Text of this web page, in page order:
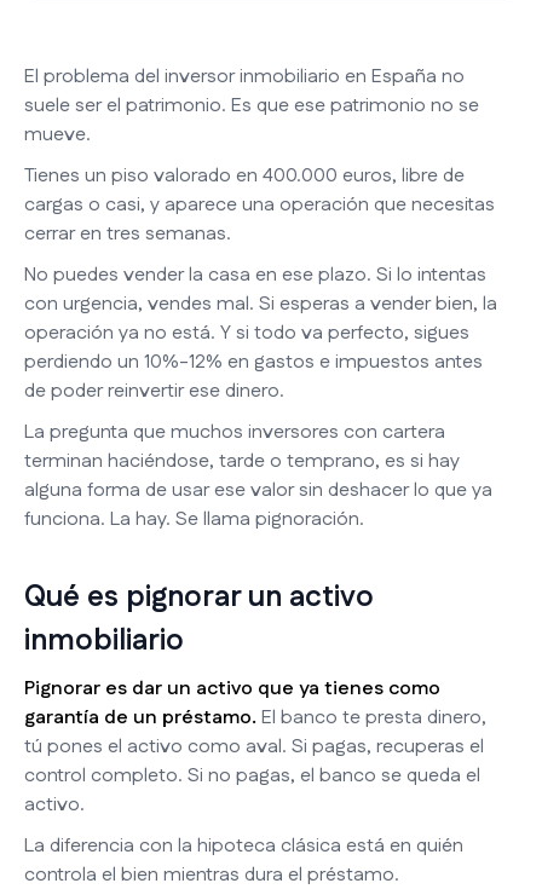
El problema del inversor inmobiliario en España no
suele ser el patrimonio. Es que ese patrimonio no se
mueve.
Tienes un piso valorado en 400.000 euros, libre de
cargas o casi, y aparece una operación que necesitas
cerrar en tres semanas.
No puedes vender la casa en ese plazo. Si lo intentas
con urgencia, vendes mal. Si esperas a vender bien, la
operación ya no está. Y si todo va perfecto, sigues
perdiendo un 10%-12% en gastos e impuestos antes
de poder reinvertir ese dinero.
La pregunta que muchos inversores con cartera
terminan haciéndose, tarde o temprano, es si hay
alguna forma de usar ese valor sin deshacer lo que ya
funciona. La hay. Se llama pignoración.
Qué es pignorar un activo
inmobiliario
Pignorar es dar un activo que ya tienes como
garantía de un préstamo. El banco te presta dinero,
tú pones el activo como aval. Si pagas, recuperas el
control completo. Si no pagas, el banco se queda el
activo.
La diferencia con la hipoteca clásica está en quién
controla el bien mientras dura el préstamo.